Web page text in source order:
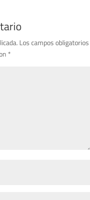
Los campos obligatorios
*